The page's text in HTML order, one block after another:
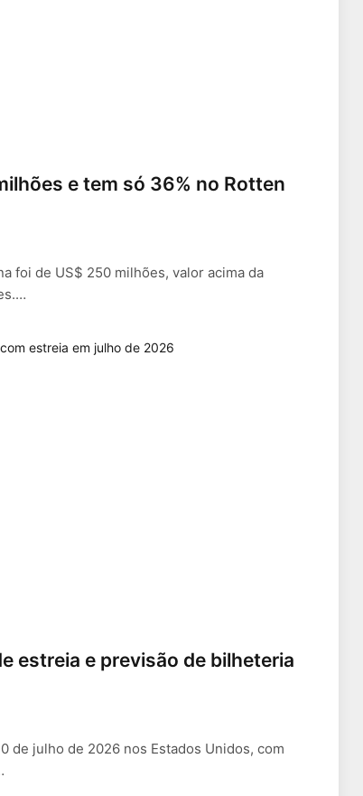
e tem só 36% no Rotten
foi de US$ 250 milhões, valor acima da
estreia e previsão de bilheteria
de julho de 2026 nos Estados Unidos, com